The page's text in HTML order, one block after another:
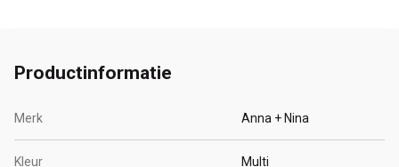
Productinformatie
Merk Anna + Nina
Kleur Multi